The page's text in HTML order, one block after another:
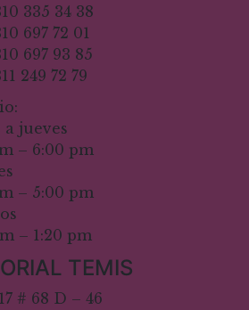
335 34 38
697 72 01
697 93 85
249 72 79
a jueves
– 6:00 pm
– 5:00 pm
– 1:20 pm
TEMIS
# 68 D – 46